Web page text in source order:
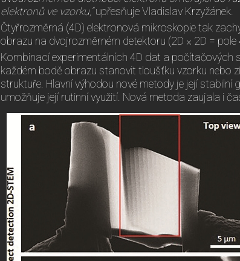
elektronů ve vzorku,“upřesňuje Vladislav Krzyžánek.
Čtyřrozměrná (4D) elektronová mikroskopie tak
obrazu na dvojrozměrném detektoru (2D × 2D = pole
Kombinací experimentálních 4D dat a počítačových
každém bodě obrazu stanovit tloušťku vzorku nebo
struktuře. Hlavní výhodou nové metody je její stabilní
umožňuje její rutinní využití. Nová metoda zaujala i